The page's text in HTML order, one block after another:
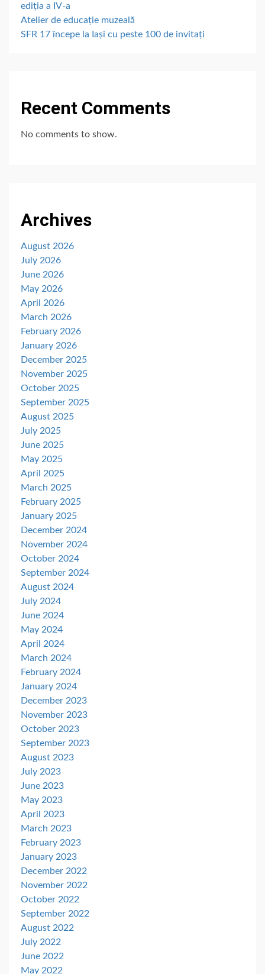
ediția a IV-a
Atelier de educație muzeală
SFR 17 începe la Iași cu peste 100 de invitați
Recent Comments
No comments to show.
Archives
August 2026
July 2026
June 2026
May 2026
April 2026
March 2026
February 2026
January 2026
December 2025
November 2025
October 2025
September 2025
August 2025
July 2025
June 2025
May 2025
April 2025
March 2025
February 2025
January 2025
December 2024
November 2024
October 2024
September 2024
August 2024
July 2024
June 2024
May 2024
April 2024
March 2024
February 2024
January 2024
December 2023
November 2023
October 2023
September 2023
August 2023
July 2023
June 2023
May 2023
April 2023
March 2023
February 2023
January 2023
December 2022
November 2022
October 2022
September 2022
August 2022
July 2022
June 2022
May 2022